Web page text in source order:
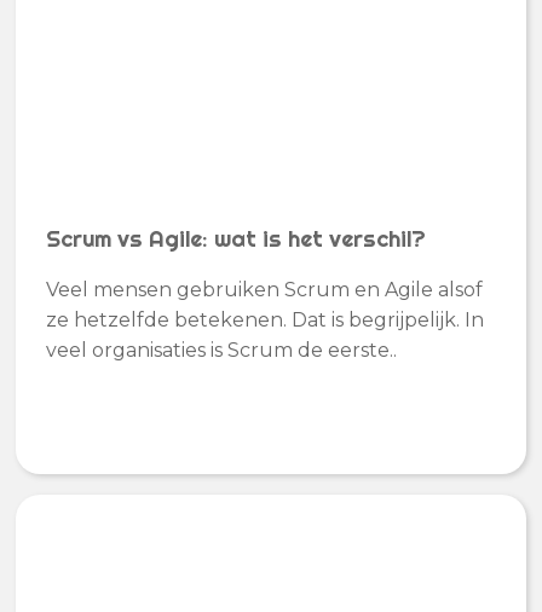
Scrum vs Agile: wat is het verschil?
Veel mensen gebruiken Scrum en Agile alsof
ze hetzelfde betekenen. Dat is begrijpelijk. In
veel organisaties is Scrum de eerste..